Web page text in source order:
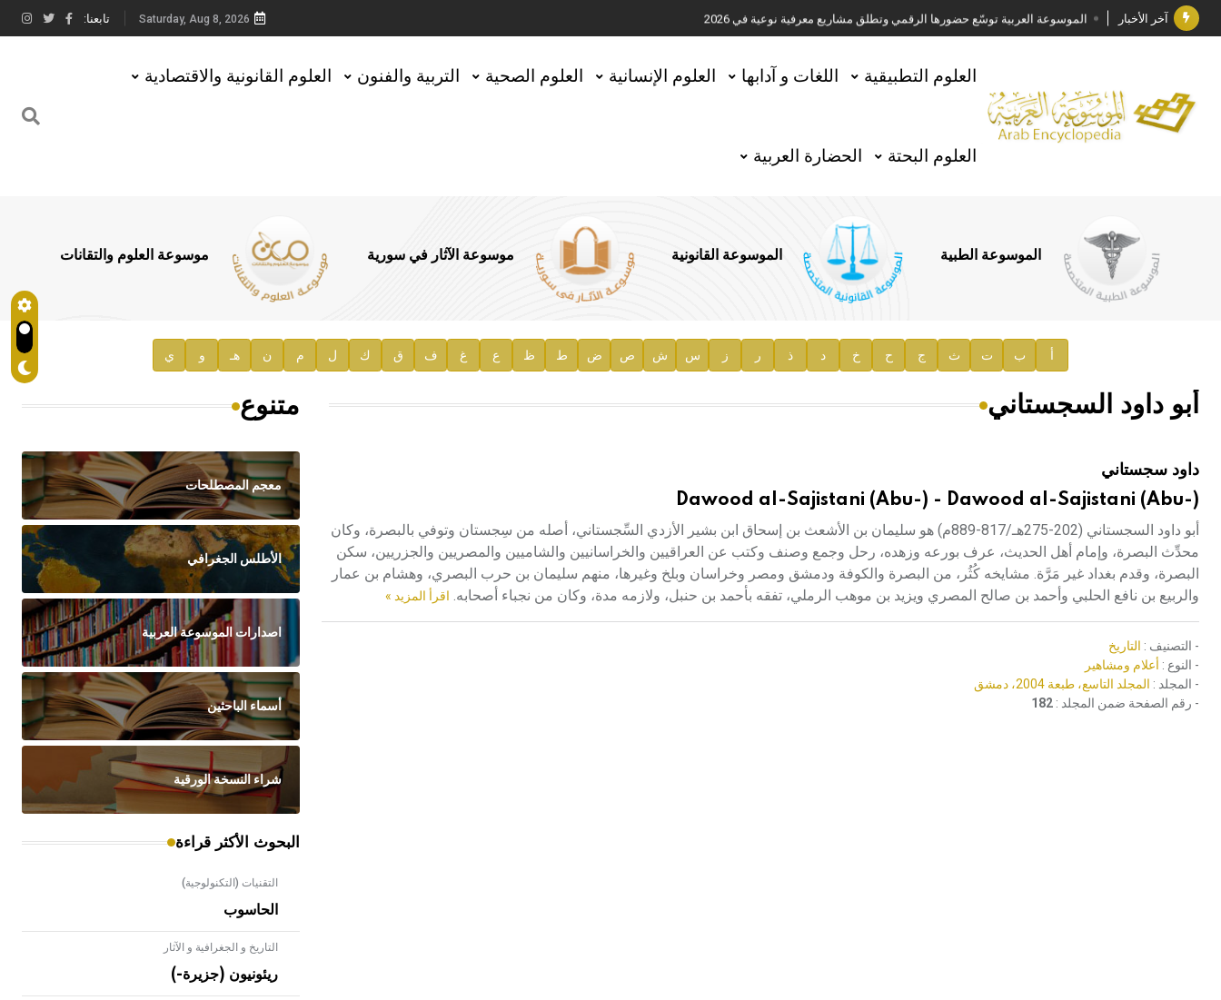
آخر الأخبار الموسوعة العربية توسّع حضورها الرقمي وتطلق مشاريع معرفية نوعية في 2026
جائزة مجمع الملك سلمان العالمي للغة العربية 2025
الأستاذ إياد خالد الطباع مدير عام لهيئة الموسوعة العربية
السيد محمد ياسين صالح وزيرا للثقافة
توصيات مجلس الإدارة
صدور المجلد السابع من موسوعة الآثار في سورية
إعلان..
هيئة الموسوعة العربية تطلق موسوعات جديدة في عام 2026
Saturday, Aug 8, 2026 تابعنا:
العلوم التطبيقية اللغات و آدابها العلوم الإنسانية العلوم الصحية التربية والفنون العلوم القانونية والاقتصادية
العلوم البحتة الحضارة العربية
الموسوعة الطبية الموسوعة القانونية موسوعة الآثار في سورية موسوعة العلوم والتقانات
أ ب ت ث ج ح خ د ذ ر ز س ش ص ض ط ظ ع غ ف ق ك ل م ن هـ و ي
أبو داود السجستاني
داود سجستاني
Dawood al-Sajistani (Abu-) - Dawood al-Sajistani (Abu-)
أبو داود السجستاني (202-275هـ/817-889م) هو سليمان بن الأشعث بن إسحاق ابن بشير الأزدي السِّجستاني، أصله من سِجستان وتوفي بالبصرة، وكان
محدِّث البصرة، وإمام أهل الحديث، عرف بورعه وزهده، رحل وجمع وصنف وكتب عن العراقيين والخراسانيين والشاميين والمصريين والجزريين، سكن
البصرة، وقدم بغداد غير مَرَّة. مشايخه كُثُر، من البصرة والكوفة ودمشق ومصر وخراسان وبلخ وغيرها، منهم سليمان بن حرب البصري، وهشام بن عمار
والربيع بن نافع الحلبي وأحمد بن صالح المصري ويزيد بن موهب الرملي، تفقه بأحمد بن حنبل، ولازمه مدة، وكان من نجباء أصحابه. اقرأ المزيد »
- التصنيف : التاريخ
- النوع : أعلام ومشاهير
- المجلد : المجلد التاسع، طبعة 2004، دمشق
- رقم الصفحة ضمن المجلد : 182
متنوع
معجم المصطلحات
الأطلس الجغرافي
اصدارات الموسوعة العربية
أسماء الباحثين
شراء النسخة الورقية
البحوث الأكثر قراءة
التقنيات (التكنولوجية)
الحاسوب
التاريخ و الجغرافية و الآثار
ريئونيون (جزيرة-)